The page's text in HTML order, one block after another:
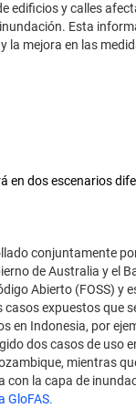
edificios y calles
Esta
la mejora en las
en dos escenarios
conjuntamente
de Australia y el
Abierto (FOSS) y
expuestos que
en Indonesia, por
dos casos de uso
mientras
con la capa de
GloFAS.